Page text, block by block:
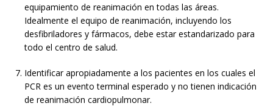
equipamiento de reanimación en todas las áreas.
Idealmente el equipo de reanimación, incluyendo los
desfibriladores y fármacos, debe estar estandarizado para
todo el centro de salud.
Identificar apropiadamente a los pacientes en los cuales el
PCR es un evento terminal esperado y no tienen indicación
de reanimación cardiopulmonar.